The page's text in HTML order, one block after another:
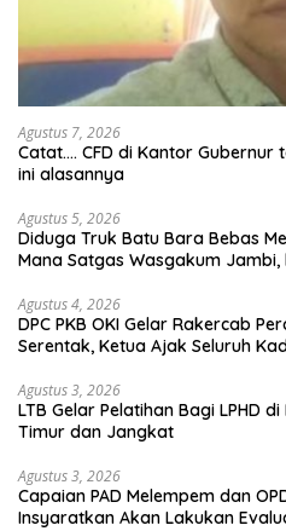
Agustus 7, 2026
Catat…. CFD di Kantor
ini alasannya
Agustus 5, 2026
Diduga Truk Batu Bara Bebas
Mana Satgas Wasgakum
Agustus 4, 2026
DPC PKB OKI Gelar Rakercab
Serentak, Ketua Ajak Seluruh
Agustus 3, 2026
LTB Gelar Pelatihan Bagi LPHD
Timur dan Jangkat
Agustus 3, 2026
Capaian PAD Melempem dan
Insyaratkan Akan Lakukan